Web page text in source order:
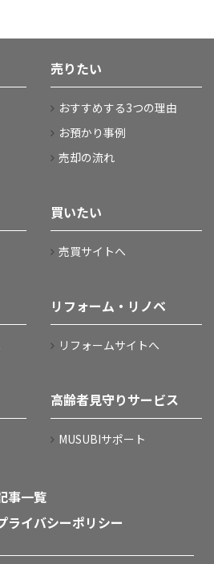
売りたい
おすすめする3つの理由
お預かり事例
売却の流れ
買いたい
売買サイトへ
リフォーム・リノベ
リフォームサイトへ
高齢者見守りサービス
MUSUBIサポート
事一覧
ライバシーポリシー